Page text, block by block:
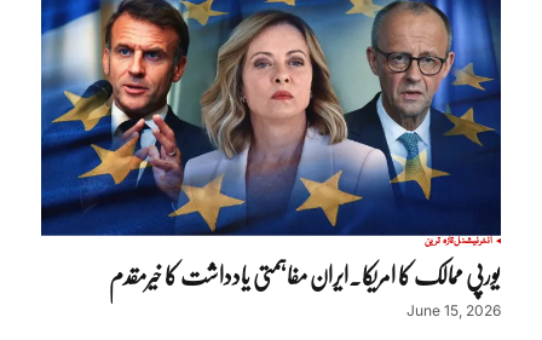
انٹرنیشنلتازہ ترین
یورپی ممالک کا امریکا۔ایران مفاہمتی یادداشت کا خیرمقدم
June 15, 2026